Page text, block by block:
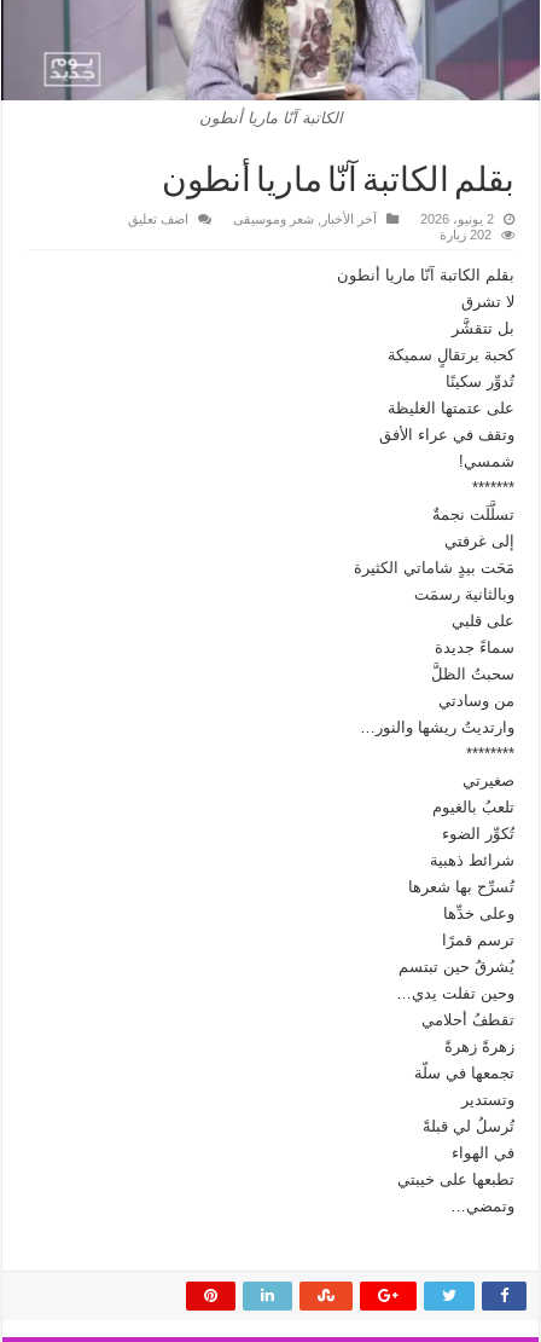
الكاتبة آنّا ماريا أنطون
بقلم الكاتبة آنّا ماريا أنطون
2 يونيو، 2026 آخر الأخبار ,شعر وموسيقى
اضف تعليق
202 زيارة
بقلم الكاتبة آنّا ماريا أنطون
لا تشرق
بل تتقشَّر
كحبة برتقالٍ سميكة
تُدوِّر سكينًا
على عتمتها الغليظة
وتقف في عراء الأفق
شمسي!
*******
تسلَّلَت نجمةٌ
إلى غرفتي
مَحَت بيدٍ شاماتي الكثيرة
وبالثانية رسمَت
على قلبي
سماءً جديدة
سحبتُ الظلَّ
من وسادتي
وارتديتُ ريشها والنور…
********
صغيرتي
تلعبُ بالغيوم
تُكوِّر الضوء
شرائط ذهبية
تُسرِّح بها شعرها
وعلى خدِّها
ترسم قمرًا
يُشرقُ حين تبتسم
وحين تفلت يدي…
تقطفُ أحلامي
زهرةً زهرةً
تجمعها في سلّة
وتستدير
تُرسلُ لي قبلةً
في الهواء
تطبعها على خيبتي
وتمضي…